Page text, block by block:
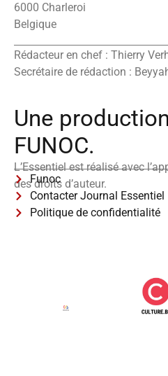
6000 Charleroi
Belgique
Rédacteur en chef : Thierry
Secrétaire de rédaction :
Une
FUNOC.
L’Essentiel est réalisé avec
des droits d’auteur.
Funoc
Contacter Journal Essentiel
Politique de confidentialité